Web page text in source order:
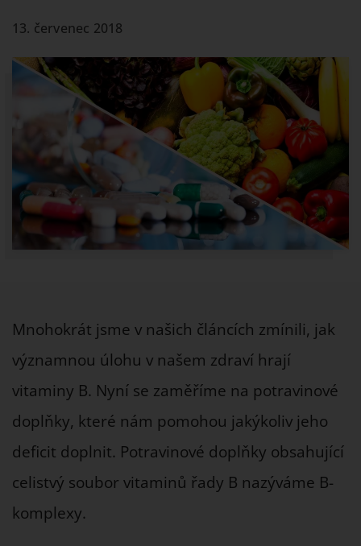
13. červenec 2018
Mnohokrát jsme v našich článcích zmínili, jak
významnou úlohu v našem zdraví hrají
vitaminy B. Nyní se zaměříme na potravinové
doplňky, které nám pomohou jakýkoliv jeho
deficit doplnit. Potravinové doplňky obsahující
celistvý soubor vitaminů řady B nazýváme B-
komplexy.